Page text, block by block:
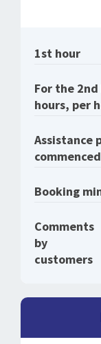
1st hour
For the
hours, per
Assistance
Booking
Comments
by
customers